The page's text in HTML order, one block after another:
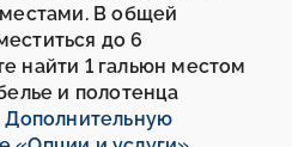
В общей
до 6
найти 1 гальюн местом
и полотенца
Дополнительную